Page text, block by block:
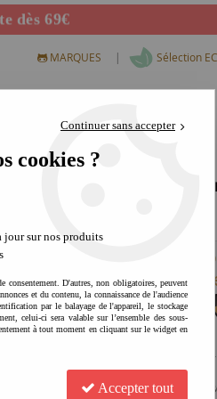
dès 69€
MARQUES | Sélection
MODE & HIGH
enfants utilisateurs et
modèle XS parfaitement
dont la musculature
la marque : le rouge, le
La
Les
Continuer sans accepter
cookies ?
jour sur nos produits
consentement. D'autres, non obligatoires, peuvent
et du contenu, la connaissance de l'audience
par le balayage de l'appareil, le stockage
celui-ci sera valable sur l’ensemble des sous-
à tout moment en cliquant sur le widget en
Accepter tout